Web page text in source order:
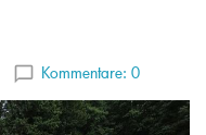
Kommentare: 0